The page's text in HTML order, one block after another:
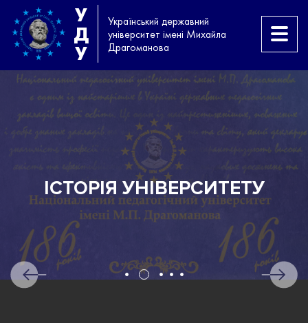
У
Д
У
Український державний
університет імені Михайла
Драгоманова
ІСТОРІЯ УНІВЕРСИТЕТУ